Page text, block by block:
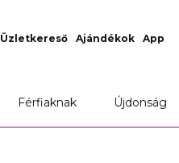
Üzletkereső Ajándékok App
Férfiaknak Újdonság